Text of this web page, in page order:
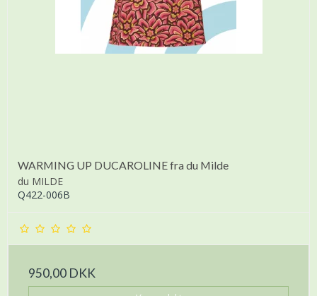
WARMING UP DUCAROLINE fra du Milde
du MILDE
Q422-006B
950,00 DKK